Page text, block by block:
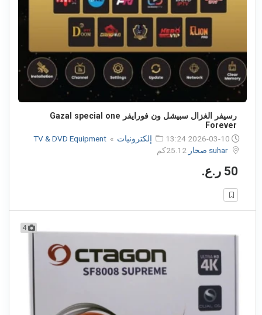
رسيفر الغزال سبيشل ون فورايفر Gazal special one
Forever
إلكترونيات »
TV & DVD Equipment
suhar صحار
25.12كم
50 ر.ع.